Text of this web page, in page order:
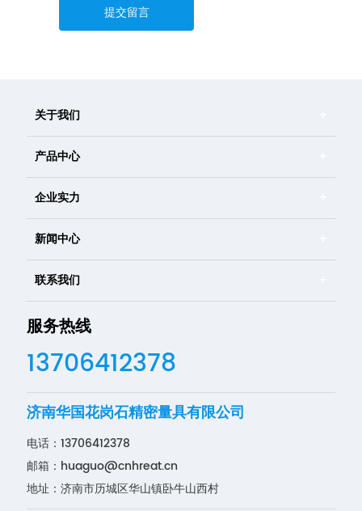
提交留言
关于我们
产品中心
企业实力
新闻中心
联系我们
服务热线
13706412378
济南华国花岗石精密量具有限公司
电话：13706412378
邮箱： huaguo@cnhreat.cn
地址：济南市历城区华山镇卧牛山西村